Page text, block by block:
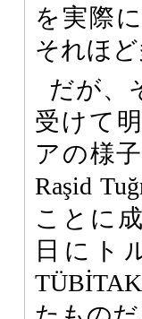
を実際
それほど
だが、
受けて
アの様
Raşid
ことに
日にト